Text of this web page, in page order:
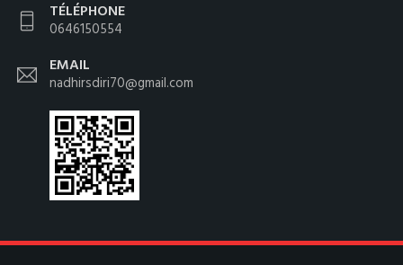
TÉLÉPHONE
0646150554
EMAIL
nadhirsdiri70@gmail.com